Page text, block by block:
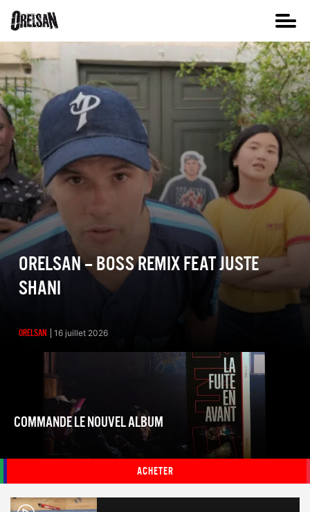
ORELSAN – BOSS REMIX FEAT JUSTE
SHANI
ORELSAN 16 juillet 2026
COMMANDE LE NOUVEL ALBUM
ACHETER